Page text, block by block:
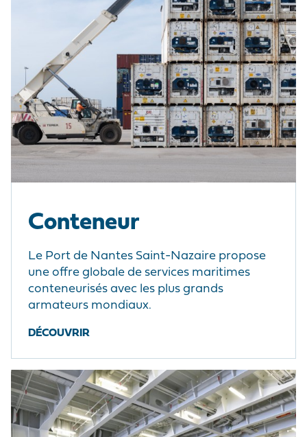
Conteneur
Le Port de Nantes Saint-Nazaire propose
une offre globale de services maritimes
conteneurisés avec les plus grands
armateurs mondiaux.
DÉCOUVRIR
MARCHÉS PUBLICS